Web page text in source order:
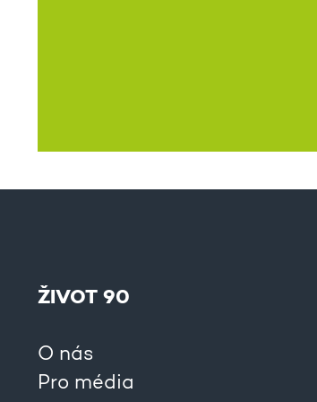
ŽIVOT 90
O nás
Pro média